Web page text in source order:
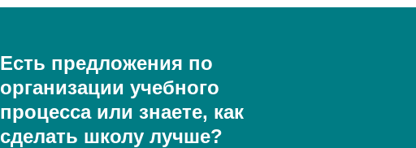
Есть предложения по
организации учебного
процесса или знаете, как
сделать школу лучше?